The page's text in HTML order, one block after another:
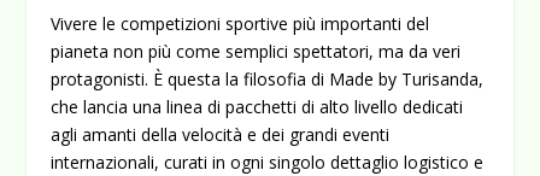
Vivere le competizioni sportive più importanti del
pianeta non più come semplici spettatori, ma da veri
protagonisti. È questa la filosofia di Made by Turisanda,
che lancia una linea di pacchetti di alto livello dedicati
agli amanti della velocità e dei grandi eventi
internazionali, curati in ogni singolo dettaglio logistico e